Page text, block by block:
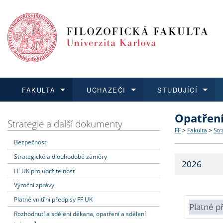
FAKULTA
Dozvědět se více
Struktura
Strategie
Fakultní
UCHAZEČI
Podat přihlášku
Co
Učitelské
STUDUJÍCÍ
Dozvědět se více
Dozvědět se více
O vědě a
Dozvědět se více
Aktuální
Strategie a další dokumenty
Bezpečnost
Strategické a dlouhodobé záměry
FF UK pro udržitelnost
Výroční zprávy
Platné vnitřní předpisy FF UK
Rozhodnutí a sdělení děkana, opatření a sdělení
FF > Fakulta >
2026
Platné